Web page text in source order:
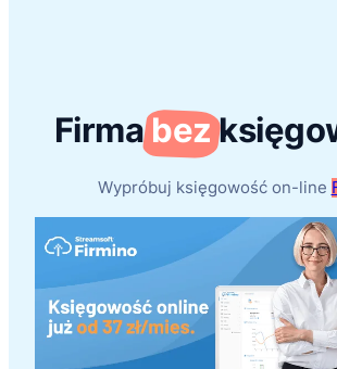
Firmabez
Wypróbuj księgowość on-line